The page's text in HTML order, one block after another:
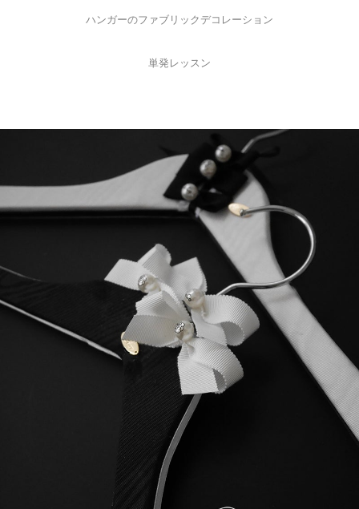
ハンガーのファブリックデコレーション
単発レッスン